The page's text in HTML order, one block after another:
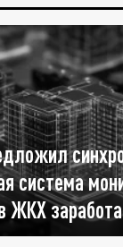
система
ЖКХ